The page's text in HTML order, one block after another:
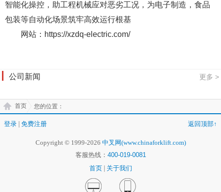
智能化操控，助工程机械应对恶劣工况，为电子制造， 食品
包装等自动化场景筑牢高效运行根基
网站：https://xzdq-electric.com/
公司新闻 更多 >
您的位置：
首页
登录 免费注册 返回顶部↑
Copyright © 1999-2026 中叉网(www.chinaforklift.com)
客服热线： 400-019-0081
首页
关于我们